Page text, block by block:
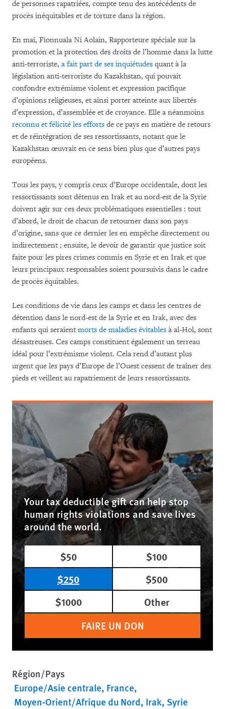
de personnes rapatriées, compte tenu des antécédents de
procès inéquitables et de torture dans la région.
En mai, Fionnuala Ni Aolain, Rapporteure spéciale sur la
promotion et la protection des droits de l’homme dans la lutte
anti-terroriste, a fait part de ses inquiétudes quant à la
législation anti-terroriste du Kazakhstan, qui pouvait
confondre extrémisme violent et expression pacifique
d’opinions religieuses, et ainsi porter atteinte aux libertés
d’expression, d’assemblée et de croyance. Elle a néanmoins
reconnu et félicité les efforts de ce pays en matière de retours
et de réintégration de ses ressortissants, notant que le
Kazakhstan œuvrait en ce sens bien plus que d’autres pays
européens.
Tous les pays, y compris ceux d’Europe occidentale, dont les
ressortissants sont détenus en Irak et au nord-est de la Syrie
doivent agir sur ces deux problématiques essentielles : tout
d’abord, le droit de chacun de retourner dans son pays
d’origine, sans que ce dernier les en empêche directement ou
indirectement ; ensuite, le devoir de garantir que justice soit
faite pour les pires crimes commis en Syrie et en Irak et que
leurs principaux responsables soient poursuivis dans le cadre
de procès équitables.
Les conditions de vie dans les camps et dans les centres de
détention dans le nord-est de la Syrie et en Irak, avec des
enfants qui seraient morts de maladies évitables à al-Hol, sont
désastreuses. Ces camps constituent également un terreau
idéal pour l’extrémisme violent. Cela rend d’autant plus
urgent que les pays d’Europe de l’Ouest cessent de traîner des
pieds et veillent au rapatriement de leurs ressortissants.
Your tax deductible gift can help stop
human rights violations and save lives
around the world.
$50
$100
$250
$500
$1000
Other
FAIRE UN DON
Région/Pays
Europe/Asie centrale France
Moyen-Orient/Afrique du Nord Irak Syrie